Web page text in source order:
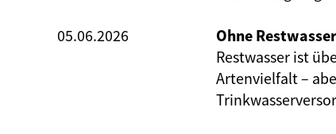
05.06.2026
Ohne
Restwasser ist
Artenvielfalt –